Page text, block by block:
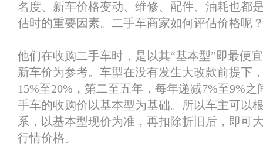
名度、新车价格变动、维修、配件、油耗也都
估时的重要因素。二手车商家如何评估价格呢
他们在收购二手车时，是以其“基本型”即最便
新车价为参考。车型在没有发生大改款前提下
15%至20%，第二至五年，每年递减7%至9%
手车的收购价以基本型为基础。所以车主可以
系，以基本型现价为准，再扣除折旧后，即可
行情价格。